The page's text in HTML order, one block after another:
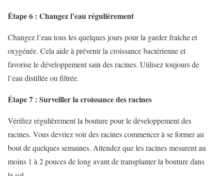
Étape 6 : Changez l’eau régulièrement
Changez l’eau tous les quelques jours pour la garder fraîche et
oxygénée. Cela aide à prévenir la croissance bactérienne et
favorise le développement sain des racines. Utilisez toujours de
l’eau distillée ou filtrée.
Étape 7 : Surveiller la croissance des racines
Vérifiez régulièrement la bouture pour le développement des
racines. Vous devriez voir des racines commencer à se former au
bout de quelques semaines. Attendez que les racines mesurent au
moins 1 à 2 pouces de long avant de transplanter la bouture dans